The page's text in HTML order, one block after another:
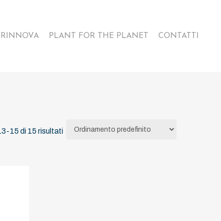
PLANT FOR THE PLANET CONTATTI
15 di 15 risultati